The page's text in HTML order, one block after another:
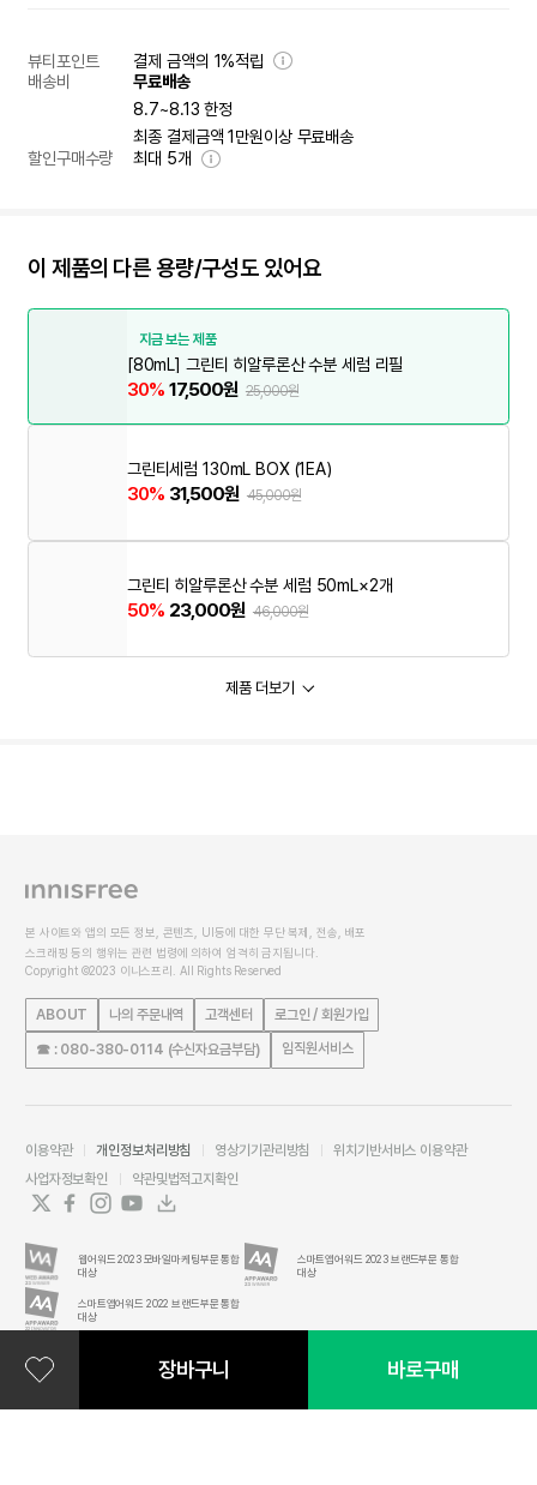
뷰티포인트
결제 금액의 1%적립
배송비
무료배송
8.7~8.13 한정
최종 결제금액 1만원이상 무료배송
할인구매수량
최대 5개
이 제품의 다른 용량/구성도 있어요
지금 보는 제품
[80mL] 그린티 히알루론산 수분 세럼 리필
30% 17,500원 25,000원
그린티세럼 130mL BOX (1EA)
30% 31,500원 45,000원
그린티 히알루론산 수분 세럼 50mL×2개
50% 23,000원 46,000원
제품 더보기
장바구니 바로구매
본 사이트와 앱의 모든 정보, 콘텐츠, UI등에 대한 무단 복제, 전송, 배포
스크래핑 등의 행위는 관련 법령에 의하여 엄격히 금지됩니다.
Copyright ©2023 이니스프리. All Rights Reserved
ABOUT 나의 주문내역 고객센터 로그인 / 회원가입
☎ : 080-380-0114 (수신자요금부담) 임직원서비스
이용약관 개인정보처리방침 영상기기관리방침
위치기반서비스 이용약관
사업자정보확인
약관및법적고지확인
웹어워드 2023 모바일마케팅부문 통합
대상
스마트앱어워드 2023 브랜드부문 통합
대상
스마트앱어워드 2022 브랜드부문 통합
대상